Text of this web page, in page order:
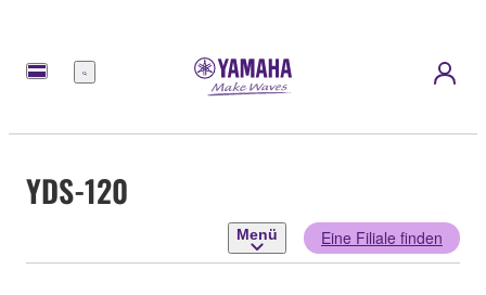
Menü
YDS-120
Menü Eine Filiale finden